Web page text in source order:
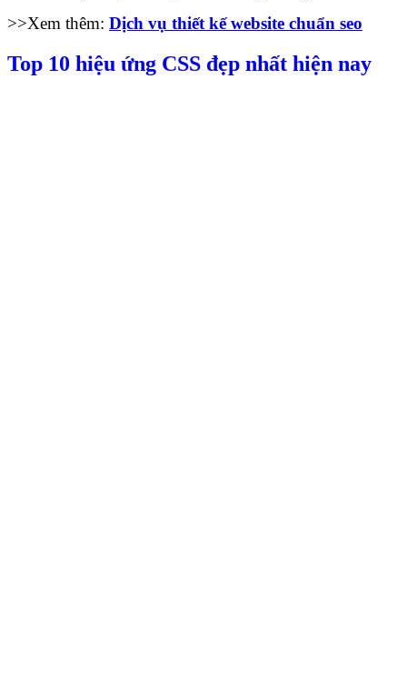
>>Xem thêm: Dịch vụ thiết kế website chuẩn seo
Top 10 hiệu ứng CSS đẹp nhất hiện nay